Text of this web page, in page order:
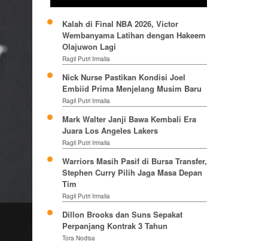
Kalah di Final NBA 2026, Victor
Wembanyama Latihan dengan Hakeem
Olajuwon Lagi
Ragil Putri Irmalia
Nick Nurse Pastikan Kondisi Joel
Embiid Prima Menjelang Musim Baru
Ragil Putri Irmalia
Mark Walter Janji Bawa Kembali Era
Juara Los Angeles Lakers
Ragil Putri Irmalia
Warriors Masih Pasif di Bursa Transfer,
Stephen Curry Pilih Jaga Masa Depan
Tim
Ragil Putri Irmalia
Dillon Brooks dan Suns Sepakat
Perpanjang Kontrak 3 Tahun
Tora Nodisa